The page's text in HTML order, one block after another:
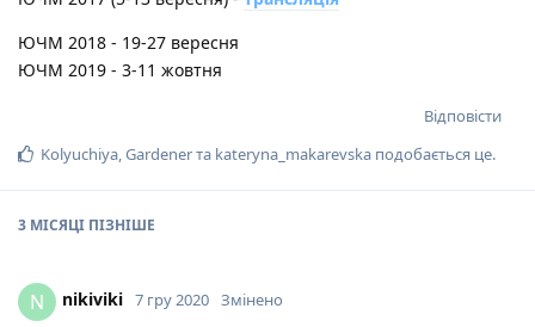
ЮЧМ 2018 - 19-27 вересня
ЮЧМ 2019 - 3-11 жовтня
Відповісти
Kolyuchiya,Gardenerта kateryna_makarevska подобається це.
3 МІСЯЦІ ПІЗНІШЕ
N nikiviki 7 гру 2020 Змінено